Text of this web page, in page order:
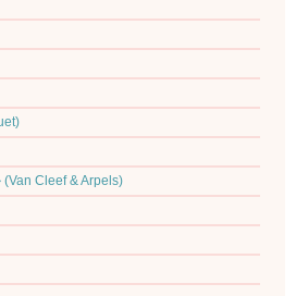
Cleef & Arpels)